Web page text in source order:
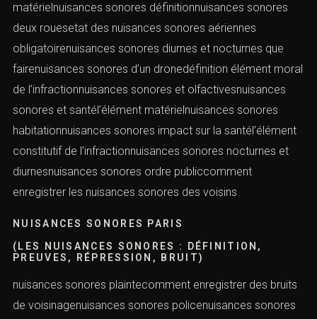
matérielnuisances sonores définitionnuisances sonores
deux rouesetat des nuisances sonores aériennes
obligatoirenuisances sonores diurnes et nocturnes que
fairenuisances sonores d’un dronedéfinition élément moral
de l’infractionnuisances sonores et olfactivesnuisances
sonores et santél’élément matérielnuisances sonores
habitationnuisances sonores impact sur la santél’élément
constitutif de l’infractionnuisances sonores nocturnes et
diurnesnuisances sonores ordre publiccomment
enregistrer les nuisances sonores des voisins
NUISANCES SONORES PARIS
(LES NUISANCES SONORES : DÉFINITION,
PREUVES, RÉPRESSION, BRUIT)
nuisances sonores plaintecomment enregistrer des bruits
de voisinagenuisances sonores policenuisances sonores